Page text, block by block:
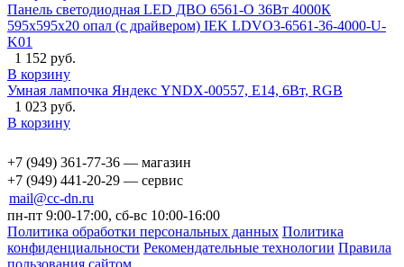
Панель светодиодная LED ДВО 6561-O 36Вт 4000К
595х595х20 опал (с драйвером) IEK LDVO3-6561-36-4000-U-
K01
1 152 руб.
В корзину
Умная лампочка Яндекс YNDX-00557, Е14, 6Вт, RGB
1 023 руб.
В корзину
+7 (949) 361-77-36 — магазин
+7 (949) 441-20-29 — сервис
mail@cc-dn.ru
пн-пт 9:00-17:00, сб-вс 10:00-16:00
Политика обработки персональных данных Политика
конфиденциальности Рекомендательные технологии Правила
пользования сайтом